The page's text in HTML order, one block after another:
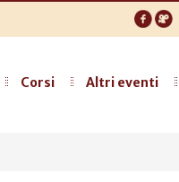
Corsi Altri eventi